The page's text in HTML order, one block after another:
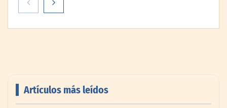
Artículos más leídos